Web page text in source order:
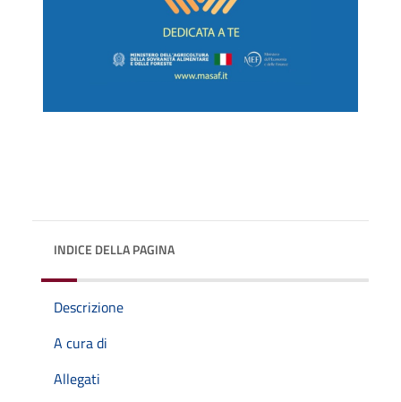
INDICE DELLA PAGINA
Descrizione
A cura di
Allegati